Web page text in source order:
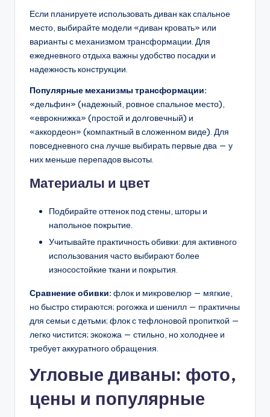
Если планируете использовать диван как спальное
место, выбирайте модели «диван кровать» или
варианты с механизмом трансформации. Для
ежедневного отдыха важны удобство посадки и
надежность конструкции.
Популярные механизмы трансформации:
«дельфин» (надежный, ровное спальное место),
«еврокнижка» (простой и долговечный) и
«аккордеон» (компактный в сложенном виде). Для
повседневного сна лучше выбирать первые два — у
них меньше перепадов высоты.
Материалы и цвет
Подбирайте оттенок под стены, шторы и
напольное покрытие.
Учитывайте практичность обивки: для активного
использования часто выбирают более
износостойкие ткани и покрытия.
Сравнение обивки: флок и микровелюр — мягкие,
но быстро стираются; рогожка и шенилл — практичны
для семьи с детьми; флок с тефлоновой пропиткой —
легко чистится; экокожа — стильно, но холоднее и
требует аккуратного обращения.
Угловые диваны: фото,
цены и популярные